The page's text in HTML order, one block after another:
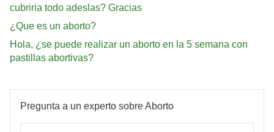
cubriria todo adeslas? Gracias
¿Que es un aborto?
Hola, ¿se puede realizar un aborto en la 5 semana con
pastillas abortivas?
Pregunta a un experto sobre Aborto